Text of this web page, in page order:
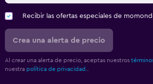
Recibir las ofertas especiales de
Crea una alerta de precio
Al crear una alerta de precio, aceptas nuestros
nuestra política de privacidad.